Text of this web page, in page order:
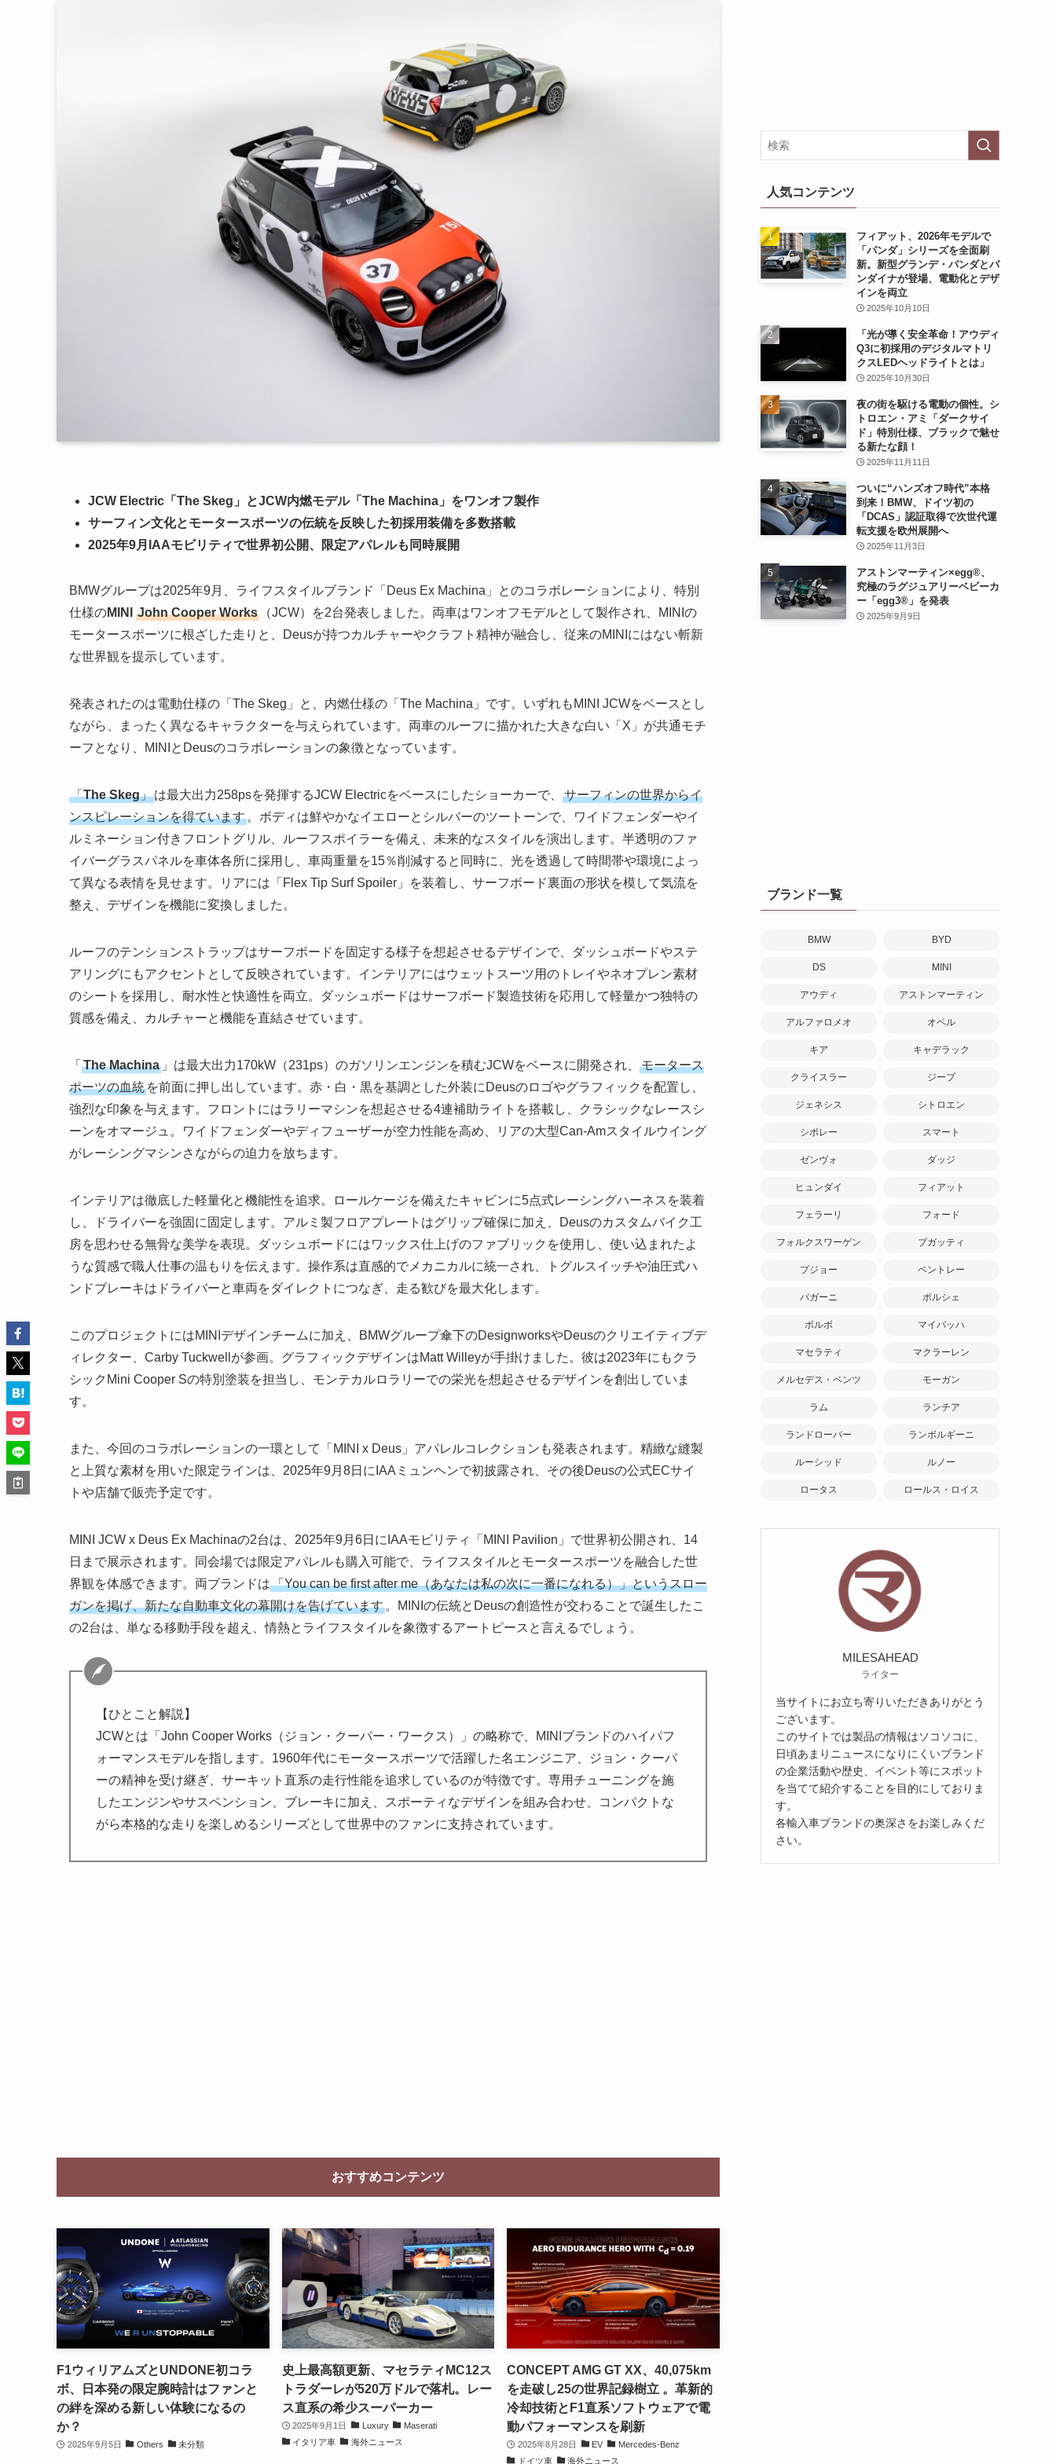
JCW Electric「The Skeg」とJCW内燃モデル「The Machina」をワンオフ製作
サーフィン文化とモータースポーツの伝統を反映した初採用装備を多数搭載
2025年9月IAAモビリティで世界初公開、限定アパレルも同時展開
BMWグループは2025年9月、ライフスタイルブランド「Deus Ex Machina」とのコラボレーションにより、特別
仕様のMINI John Cooper Works
（JCW）を2台発表しました。両車はワンオフモデルとして製作され、MINIの
モータースポーツに根ざした走りと、Deusが持つカルチャーやクラフト精神が融合し、従来のMINIにはない斬新
な世界観を提示しています。
発表されたのは電動仕様の「The Skeg」と、内燃仕様の「The Machina」です。いずれもMINI JCWをベースとし
ながら、まったく異なるキャラクターを与えられています。両車のルーフに描かれた大きな白い「X」が共通モチ
ーフとなり、MINIとDeusのコラボレーションの象徴となっています。
「The Skeg」は最大出力258psを発揮するJCW Electricをベースにしたショーカーで、
サーフィンの世界からイ
ンスピレーションを得ています 。ボディは鮮やかなイエローとシルバーのツートーンで、ワイドフェンダーやイ
ルミネーション付きフロントグリル、ルーフスポイラーを備え、未来的なスタイルを演出します。半透明のファ
イバーグラスパネルを車体各所に採用し、車両重量を15％削減すると同時に、光を透過して時間帯や環境によっ
て異なる表情を見せます。リアには「Flex Tip Surf Spoiler」を装着し、サーフボード裏面の形状を模して気流を
整え、デザインを機能に変換しました。
ルーフのテンションストラップはサーフボードを固定する様子を想起させるデザインで、ダッシュボードやステ
アリングにもアクセントとして反映されています。インテリアにはウェットスーツ用のトレイやネオプレン素材
のシートを採用し、耐水性と快適性を両立。ダッシュボードはサーフボード製造技術を応用して軽量かつ独特の
質感を備え、カルチャーと機能を直結させています。
「 The Machina 」は最大出力170kW（231ps）のガソリンエンジンを積むJCWをベースに開発され、
モータース
ポーツの血統 を前面に押し出しています。赤・白・黒を基調とした外装にDeusのロゴやグラフィックを配置し、
強烈な印象を与えます。フロントにはラリーマシンを想起させる4連補助ライトを搭載し、クラシックなレースシ
ーンをオマージュ。ワイドフェンダーやディフューザーが空力性能を高め、リアの大型Can-Amスタイルウイング
がレーシングマシンさながらの迫力を放ちます。
インテリアは徹底した軽量化と機能性を追求。ロールケージを備えたキャビンに5点式レーシングハーネスを装着
し、ドライバーを強固に固定します。アルミ製フロアプレートはグリップ確保に加え、Deusのカスタムバイク工
房を思わせる無骨な美学を表現。ダッシュボードにはワックス仕上げのファブリックを使用し、使い込まれたよ
うな質感で職人仕事の温もりを伝えます。操作系は直感的でメカニカルに統一され、トグルスイッチや油圧式ハ
ンドブレーキはドライバーと車両をダイレクトにつなぎ、走る歓びを最大化します。
このプロジェクトにはMINIデザインチームに加え、BMWグループ傘下のDesignworksやDeusのクリエイティブデ
ィレクター、Carby Tuckwellが参画。グラフィックデザインはMatt Willeyが手掛けました。彼は2023年にもクラ
シックMini Cooper Sの特別塗装を担当し、モンテカルロラリーでの栄光を想起させるデザインを創出していま
す。
また、今回のコラボレーションの一環として「MINI x Deus」アパレルコレクションも発表されます。精緻な縫製
と上質な素材を用いた限定ラインは、2025年9月8日にIAAミュンヘンで初披露され、その後Deusの公式ECサイ
トや店舗で販売予定です。
MINI JCW x Deus Ex Machinaの2台は、2025年9月6日にIAAモビリティ「MINI Pavilion」で世界初公開され、14
日まで展示されます。同会場では限定アパレルも購入可能で、ライフスタイルとモータースポーツを融合した世
界観を体感できます。両ブランドは「You can be first after me（あなたは私の次に一番になれる）」というスロー
ガンを掲げ、新たな自動車文化の幕開けを告げています 。MINIの伝統とDeusの創造性が交わることで誕生したこ
の2台は、単なる移動手段を超え、情熱とライフスタイルを象徴するアートピースと言えるでしょう。
【ひとこと解説】
JCWとは「John Cooper Works（ジョン・クーパー・ワークス）」の略称で、MINIブランドのハイパフ
ォーマンスモデルを指します。1960年代にモータースポーツで活躍した名エンジニア、ジョン・クーパ
ーの精神を受け継ぎ、サーキット直系の走行性能を追求しているのが特徴です。専用チューニングを施
したエンジンやサスペンション、ブレーキに加え、スポーティなデザインを組み合わせ、コンパクトな
がら本格的な走りを楽しめるシリーズとして世界中のファンに支持されています。
おすすめコンテンツ
F1ウィリアムズとUNDONE初コラ
ボ、日本発の限定腕時計はファンと
の絆を深める新しい体験になるの
か？
2025年9月5日 Others 未分類
史上最高額更新、マセラティMC12ス
トラダーレが520万ドルで落札。レー
ス直系の希少スーパーカー
2025年9月1日 Luxury
Maserati
イタリア車
海外ニュース
CONCEPT AMG GT XX、40,075km
を走破し25の世界記録樹立 。革新的
冷却技術とF1直系ソフトウェアで電
動パフォーマンスを刷新
2025年8月28日 EV
Mercedes-Benz
ドイツ車
海外ニュース
人気コンテンツ
フィアット、2026年モデルで
「パンダ」シリーズを全面刷
新。新型グランデ・パンダとパ
ンダイナが登場、電動化とデザ
インを両立
2025年10月10日
「光が導く安全革命！アウディ
Q3に初採用のデジタルマトリ
クスLEDヘッドライトとは」
2025年10月30日
夜の街を駆ける電動の個性。シ
トロエン・アミ「ダークサイ
ド」特別仕様、ブラックで魅せ
る新たな顔！
2025年11月11日
ついに“ハンズオフ時代”本格
到来！BMW、ドイツ初の
「DCAS」認証取得で次世代運
転支援を欧州展開へ
2025年11月3日
アストンマーティン×egg®、
究極のラグジュアリーベビーカ
ー「egg3®」を発表
2025年9月9日
ブランド一覧
BMW BYD
DS MINI
アウディ アストンマーティン
アルファロメオ オペル
キア キャデラック
クライスラー ジープ
ジェネシス シトロエン
シボレー スマート
ゼンヴォ ダッジ
ヒュンダイ フィアット
フェラーリ フォード
フォルクスワーゲン ブガッティ
プジョー ベントレー
パガーニ ポルシェ
ボルボ マイバッハ
マセラティ マクラーレン
メルセデス・ベンツ モーガン
ラム ランチア
ランドローバー ランボルギーニ
ルーシッド ルノー
ロータス ロールス・ロイス
MILESAHEAD
ライター
当サイトにお立ち寄りいただきありがとう
ございます。
このサイトでは製品の情報はソコソコに、
日頃あまりニュースになりにくいブランド
の企業活動や歴史、イベント等にスポット
を当てて紹介することを目的にしておりま
す。
各輸入車ブランドの奥深さをお楽しみくだ
さい。